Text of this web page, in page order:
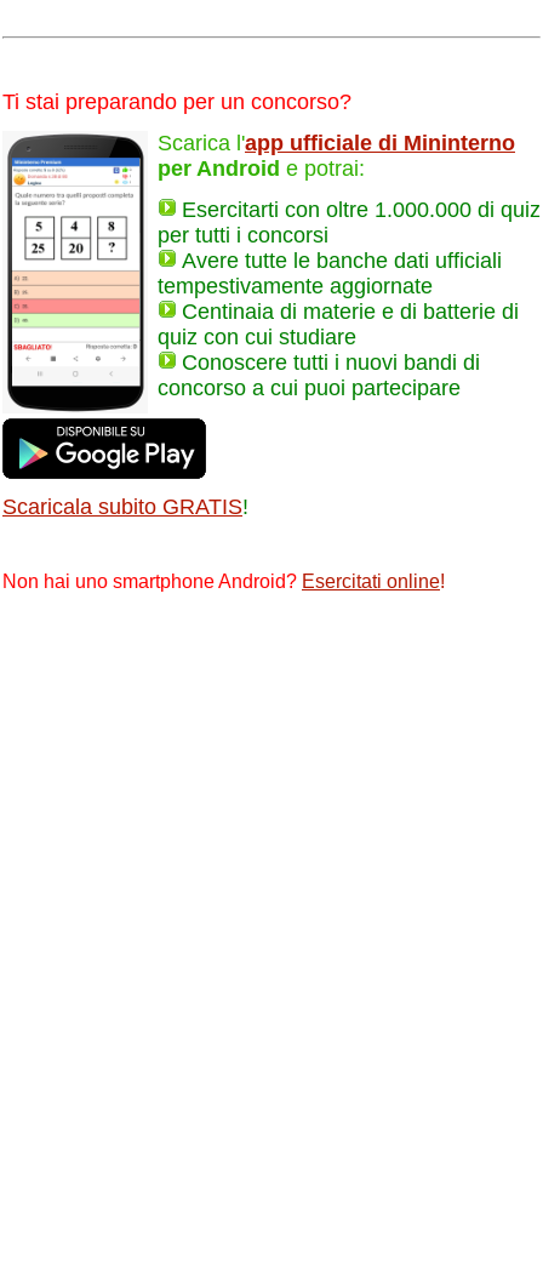
Ti stai preparando per un concorso?
Scarica l'app ufficiale di Mininterno
per Android e potrai:
Esercitarti con oltre 1.000.000 di quiz
per tutti i concorsi
Avere tutte le banche dati ufficiali
tempestivamente aggiornate
Centinaia di materie e di batterie di
quiz con cui studiare
Conoscere tutti i nuovi bandi di
concorso a cui puoi partecipare
Scaricala subito GRATIS!
Non hai uno smartphone Android? Esercitati online!